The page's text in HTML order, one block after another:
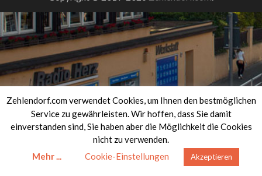
Zehlendorf.com verwendet Cookies, um Ihnen den bestmöglichen
Service zu gewährleisten. Wir hoffen, dass Sie damit
einverstanden sind, Sie haben aber die Möglichkeit die Cookies
nicht zu verwenden.
Mehr ...
Cookie-Einstellungen Akzeptieren